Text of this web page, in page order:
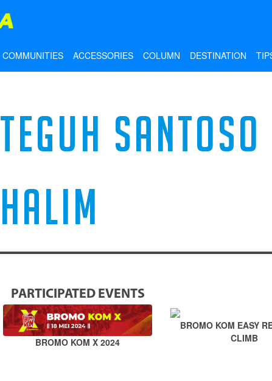
COMMUNITIES ACCESSORIES COLUMN DESTINATION
TEGUH SANTOSO
HALIM
PARTICIPATED EVENTS
BROMO KOM X 2024
BROMO KOM EASY
CLIMB